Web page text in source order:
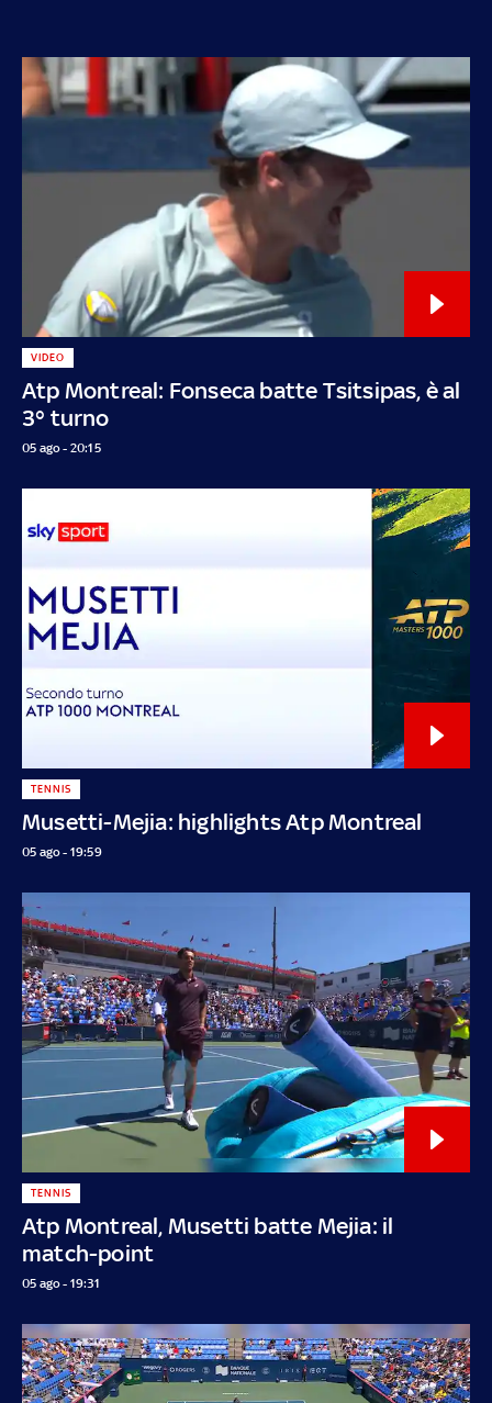
Atp Montreal: Fonseca batte Tsitsipas, è al
3° turno
VIDEO
05 ago - 20:15
Musetti-Mejia: highlights Atp Montreal
TENNIS
05 ago - 19:59
Atp Montreal, Musetti batte Mejia: il
match-point
TENNIS
05 ago - 19:31